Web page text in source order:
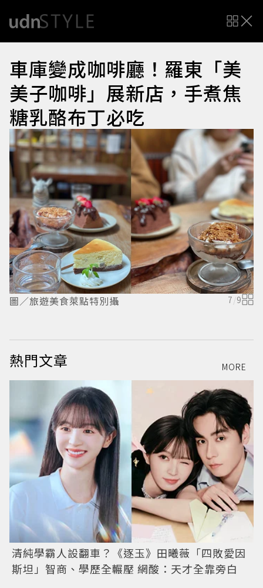
車庫變成咖啡廳！羅東「美
美子咖啡」展新店，手煮焦
糖乳酪布丁必吃
圖／旅遊美食萊點特別攝 7 /9
熱門文章 MORE
清純學霸人設翻車？《逐玉》田曦薇「四敗愛因
斯坦」智商、學歷全輾壓 網酸：天才全靠旁白